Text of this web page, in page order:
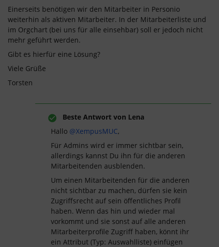
Einerseits benötigen wir den Mitarbeiter in Personio
weiterhin als aktiven Mitarbeiter. In der Mitarbeiterliste und
im Orgchart (bei uns für alle einsehbar) soll er jedoch nicht
mehr geführt werden.
Gibt es hierfür eine Lösung?
Viele Grüße
Torsten
Beste Antwort von Lena
Hallo @XempusMUC,
Für Admins wird er immer sichtbar sein,
allerdings kannst Du ihn für die anderen
Mitarbeitenden ausblenden.
Um einen Mitarbeitenden für die anderen
nicht sichtbar zu machen, dürfen sie kein
Zugriffsrecht auf sein öffentliches Profil
haben. Wenn das hin und wieder mal
vorkommt und sie sonst auf alle anderen
Mitarbeiterprofile Zugriff haben, könnt ihr
ein Attribut (Typ: Auswahlliste) einfügen